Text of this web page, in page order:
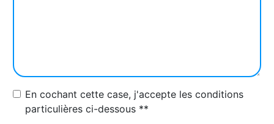
En cochant cette case, j'accepte les conditions
particulières ci-dessous **